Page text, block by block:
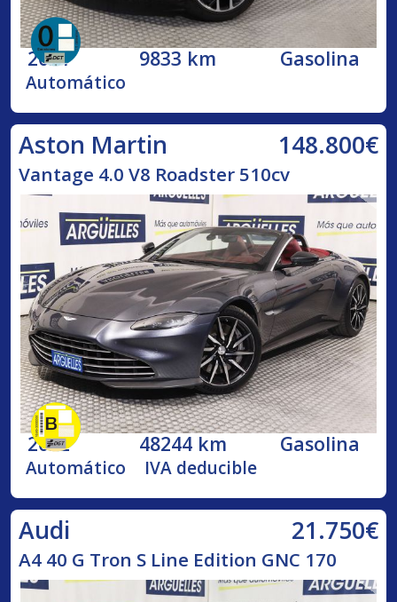
2021 9833 km Gasolina
Automático
Aston Martin 148.800€
Vantage 4.0 V8 Roadster 510cv
2022 48244 km Gasolina
Automático IVA deducible
Audi 21.750€
A4 40 G Tron S Line Edition GNC 170